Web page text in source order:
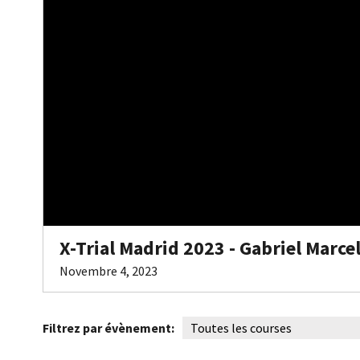
X-Trial Madrid 2023 - Gabriel
Novembre 4, 2023
Filtrez par évènement: